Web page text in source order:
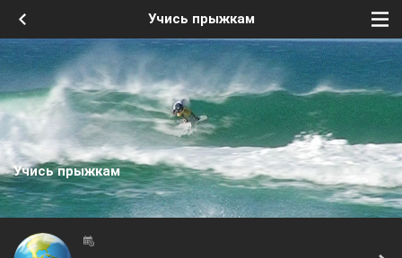
Учись прыжкам
Учись прыжкам